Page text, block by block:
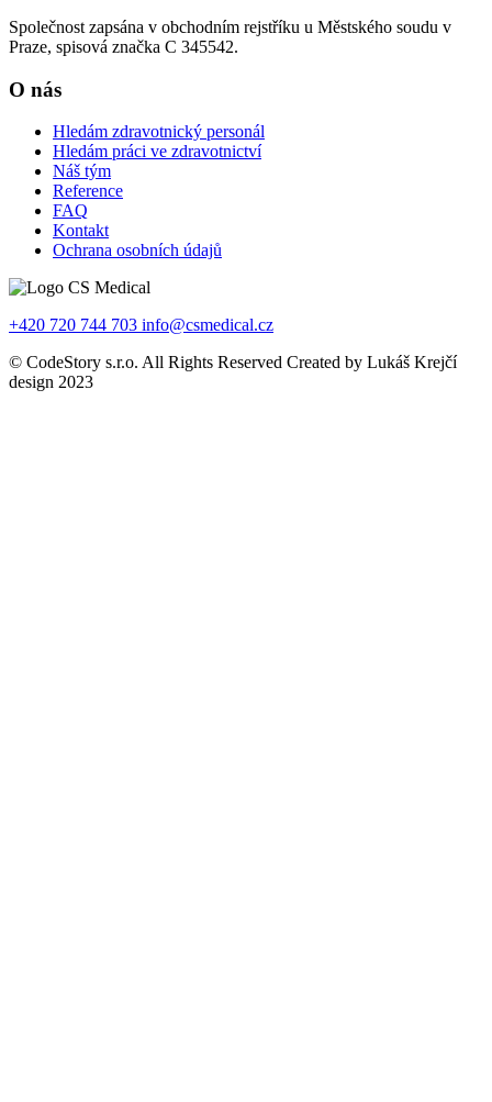
Společnost zapsána v obchodním rejstříku u Městského soudu v
Praze, spisová značka C 345542.
O nás
Hledám zdravotnický personál
Hledám práci ve zdravotnictví
Náš tým
Reference
FAQ
Kontakt
Ochrana osobních údajů
+420 720 744 703 info@csmedical.cz
© CodeStory s.r.o. All Rights Reserved Created by Lukáš Krejčí
design 2023